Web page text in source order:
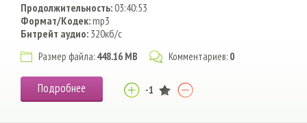
Продолжительность:03:40:53
Формат/Кодек:mp3
Битрейт аудио: 320кб/с
Размер файла: 448.16 MB Комментариев: 0
Подробнее -1